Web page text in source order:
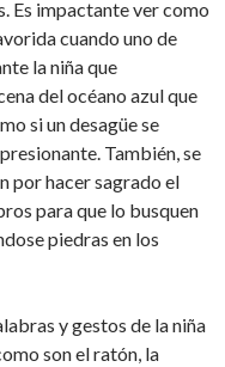
Es impactante ver como
cuando uno de
la niña que
del océano azul que
si un desagüe se
También, se
por hacer sagrado el
para que lo busquen
piedras en los
y gestos de la niña
son el ratón, la